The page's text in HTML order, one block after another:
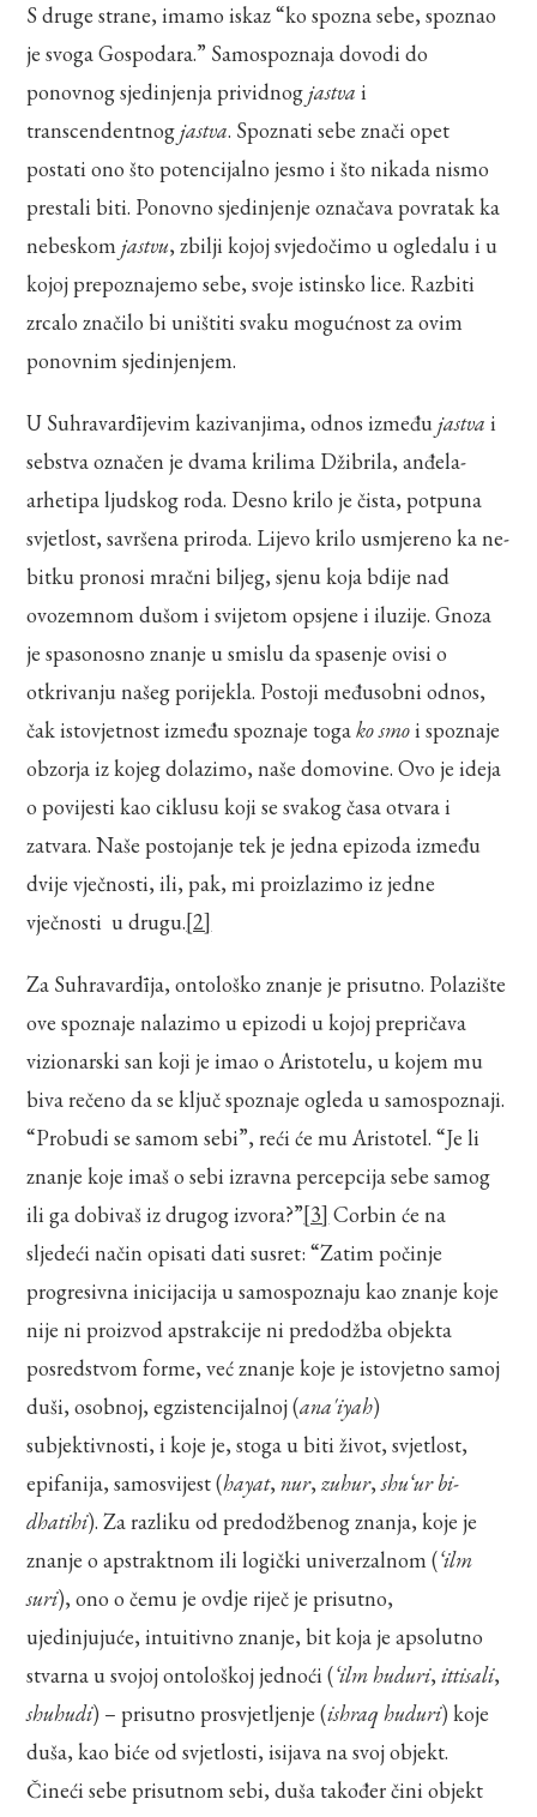
S druge strane, imamo iskaz “ko spozna sebe, spoznao
je svoga Gospodara.” Samospoznaja dovodi do
ponovnog sjedinjenja prividnog jastva i
transcendentnog jastva. Spoznati sebe znači opet
postati ono što potencijalno jesmo i što nikada nismo
prestali biti. Ponovno sjedinjenje označava povratak ka
nebeskom jastvu, zbilji kojoj svjedočimo u ogledalu i u
kojoj prepoznajemo sebe, svoje istinsko lice. Razbiti
zrcalo značilo bi uništiti svaku mogućnost za ovim
ponovnim sjedinjenjem.
U Suhravardījevim kazivanjima, odnos između jastva i
sebstva označen je dvama krilima Džibrila, anđela-
arhetipa ljudskog roda. Desno krilo je čista, potpuna
svjetlost, savršena priroda. Lijevo krilo usmjereno ka ne-
bitku pronosi mračni biljeg, sjenu koja bdije nad
ovozemnom dušom i svijetom opsjene i iluzije. Gnoza
je spasonosno znanje u smislu da spasenje ovisi o
otkrivanju našeg porijekla. Postoji međusobni odnos,
čak istovjetnost između spoznaje togako smoi spoznaje
obzorja iz kojeg dolazimo, naše domovine. Ovo je ideja
o povijesti kao ciklusu koji se svakog časa otvara i
zatvara. Naše postojanje tek je jedna epizoda između
dvije vječnosti, ili, pak, mi proizlazimo iz jedne
vječnosti u drugu.[2]
Za Suhravardīja, ontološko znanje je prisutno. Polazište
ove spoznaje nalazimo u epizodi u kojoj prepričava
vizionarski san koji je imao o Aristotelu, u kojem mu
biva rečeno da se ključ spoznaje ogleda u samospoznaji.
“Probudi se samom sebi”, reći će mu Aristotel. “Je li
znanje koje imaš o sebi izravna percepcija sebe samog
ili ga dobivaš iz drugog izvora?”[3] Corbin će na
sljedeći način opisati dati susret: “Zatim počinje
progresivna inicijacija u samospoznaju kao znanje koje
nije ni proizvod apstrakcije ni predodžba objekta
posredstvom forme, već znanje koje je istovjetno samoj
duši, osobnoj, egzistencijalnoj (ana'iyah)
subjektivnosti, i koje je, stoga u biti život, svjetlost,
epifanija, samosvijest (hayat,nur,zuhur,shu‘ur bi-
dhatihi). Za razliku od predodžbenog znanja, koje je
znanje o apstraktnom ili logički univerzalnom (‘ilm
suri), ono o čemu je ovdje riječ je prisutno,
ujedinjujuće, intuitivno znanje, bit koja je apsolutno
stvarna u svojoj ontološkoj jednoći (‘ilm huduri,ittisali,
shuhudi) – prisutno prosvjetljenje (ishraq huduri) koje
duša, kao biće od svjetlosti, isijava na svoj objekt.
Čineći sebe prisutnom sebi, duša također čini objekt